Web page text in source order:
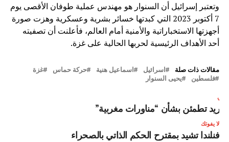
وتعتبر إسرائيل أن السنوار هو مهندس عملية طوفان الأقصى يوم
7 أكتوبر 2023 التي كبدتها خسائر بشرية وعسكرية وهزت صورة
أجهزتها الاستخباراتية والأمنية أمام العالم، فأعلنت أن تصفيته
أحد الأهداف الرئيسية لحربها الحالية على غزة.
مقالات ذات صلة اسرائيل اسماعيل هنية حركة حماس
غزة
فلسطين
يحيى السنوار
تطمئن بشأن “مناورات مغربية”
لا يفوتك
فنلندا تشيد بمقترح الحكم الذاتي بالصحراء